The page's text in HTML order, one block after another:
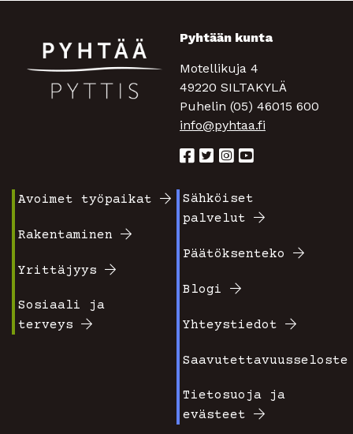
Pyhtään kunta
Motellikuja 4
49220 SILTAKYLÄ
Puhelin (05) 46015 600
info@pyhtaa.fi
valikko
1
Avoimet työpaikat
Rakentaminen
Yrittäjyys
Sosiaali ja
terveys
Footer
2
Sähköiset
palvelut
Päätöksenteko
Blogi
Yhteystiedot
Saavutettavuusseloste
Tietosuoja ja
evästeet